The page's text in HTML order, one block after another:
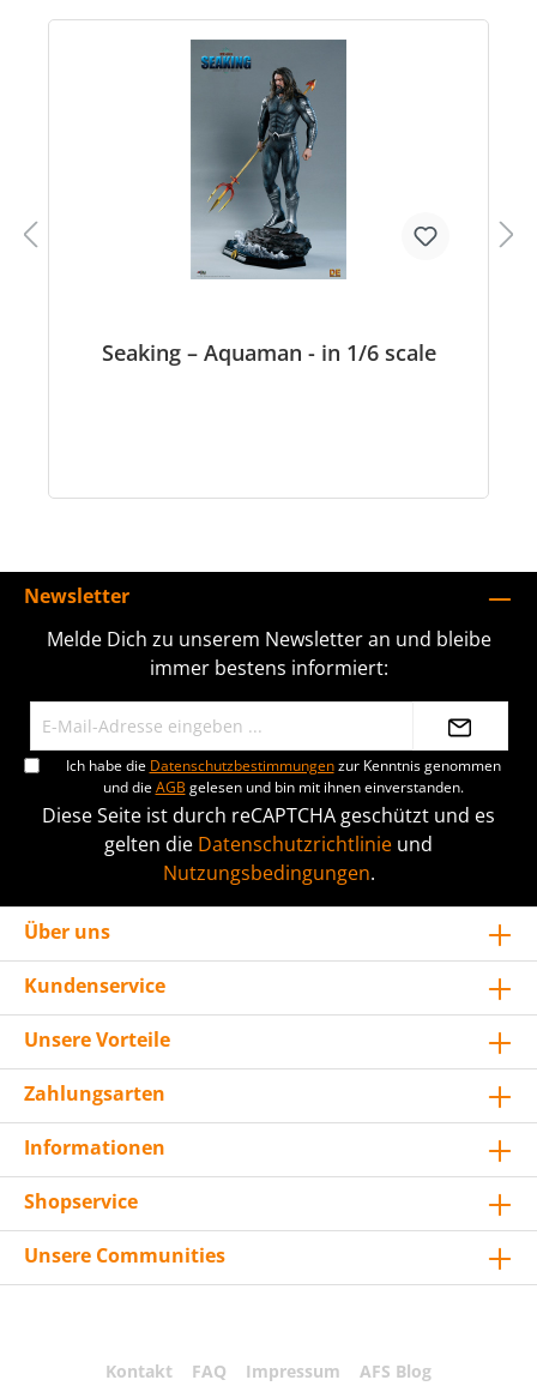
Seaking – Aquaman - in 1/6 scale
Newsletter
Melde Dich zu unserem Newsletter an und bleibe
immer bestens informiert:
Ich habe die Datenschutzbestimmungenzur Kenntnis genommen
und dieAGB gelesen und bin mit ihnen einverstanden.
Diese Seite ist durch reCAPTCHA geschützt und es
gelten die Datenschutzrichtlinie und
Nutzungsbedingungen.
Über uns
Kundenservice
Unsere Vorteile
Zahlungsarten
Informationen
Shopservice
Unsere Communities
Kontakt FAQ Impressum AFS Blog